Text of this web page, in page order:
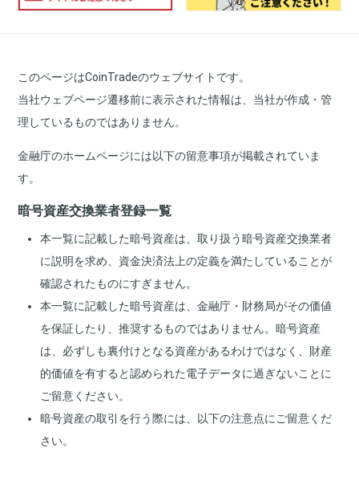
このページはCoinTradeのウェブサイトです。
当社ウェブページ遷移前に表示された情報は、当社が作成・管
理しているものではありません。
金融庁のホームページには以下の留意事項が掲載されていま
す。
暗号資産交換業者登録一覧
本一覧に記載した暗号資産は、取り扱う暗号資産交換業者
に説明を求め、資金決済法上の定義を満たしていることが
確認されたものにすぎません。
本一覧に記載した暗号資産は、金融庁・財務局がその価値
を保証したり、推奨するものではありません。暗号資産
は、必ずしも裏付けとなる資産があるわけではなく、財産
的価値を有すると認められた電子データに過ぎないことに
ご留意ください。
暗号資産の取引を行う際には、以下の注意点にご留意くだ
さい。